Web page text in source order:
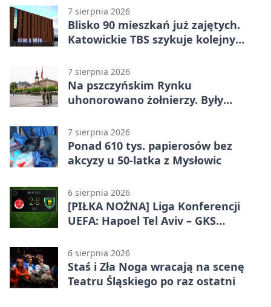
7 sierpnia 2026
Blisko 90 mieszkań już zajętych.
Katowickie TBS szykuje kolejny
7 sierpnia 2026
Na pszczyńskim Rynku
uhonorowano żołnierzy. Były
7 sierpnia 2026
Ponad 610 tys. papierosów bez
akcyzy u 50-latka z Mysłowic
6 sierpnia 2026
[PIŁKA NOŻNA] Liga Konferencji
UEFA: Hapoel Tel Aviv – GKS
rundy kwalifikacyjnej
6 sierpnia 2026
Staś i Zła Noga wracają na scenę
Teatru Śląskiego po raz ostatni